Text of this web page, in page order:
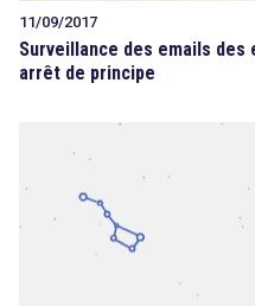
11/09/2017
Surveillance des emails des
arrêt de principe